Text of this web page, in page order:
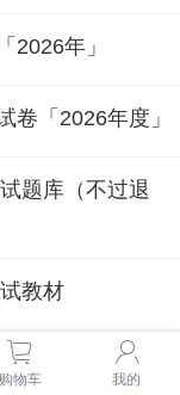
2026年」
卷「2026年度」
题库（不过退
教材
不过退款）
购物车 我的